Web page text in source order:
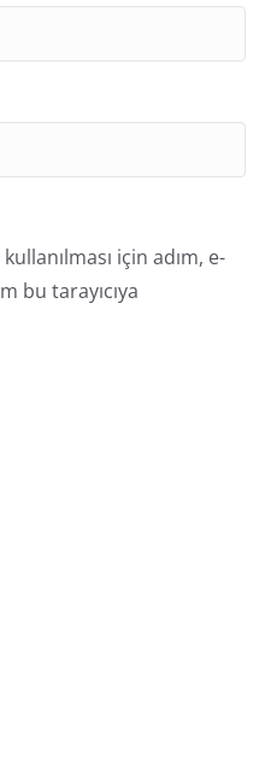
için adım, e-
bu tarayıcıya